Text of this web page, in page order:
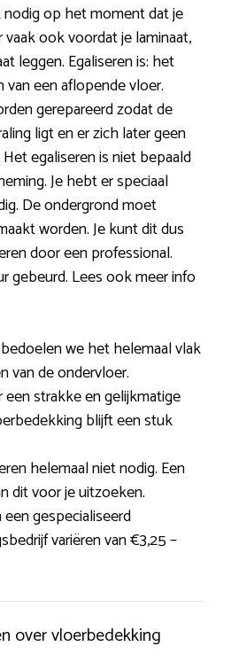
nodig op het moment dat je
ook voordat je laminaat,
leggen. Egaliseren is: het
een aflopende vloer.
gerepareerd zodat de
ligt en er zich later geen
egaliseren is niet bepaald
Je hebt er speciaal
De ondergrond moet
worden. Je kunt dit dus
door een professional.
gebeurd. Lees ook meer info
we het helemaal vlak
van de ondervloer.
strakke en gelijkmatige
blijft een stuk
helemaal niet nodig. Een
dit voor je uitzoeken.
gespecialiseerd
variëren van €3,25 –
over vloerbedekking